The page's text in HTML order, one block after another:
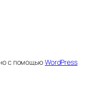
с помощьюWordPress